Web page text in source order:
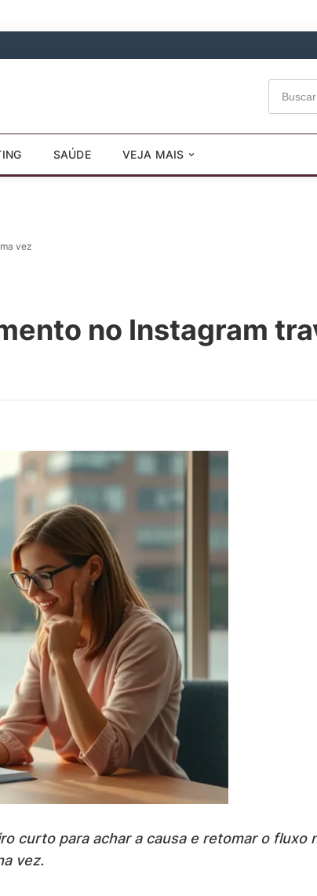
SAÚDE VEJA MAIS
vez
no Instagram
curto para achar a causa e retomar o fluxo
vez.